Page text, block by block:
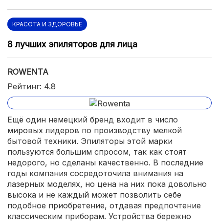
КРАСОТА И ЗДОРОВЬЕ
8 лучших эпиляторов для лица
ROWENTA
Рейтинг: 4.8
Ещё один немецкий бренд входит в число
мировых лидеров по производству мелкой
бытовой техники. Эпиляторы этой марки
пользуются большим спросом, так как стоят
недорого, но сделаны качественно. В последние
годы компания сосредоточила внимания на
лазерных моделях, но цена на них пока довольно
высока и не каждый может позволить себе
подобное приобретение, отдавая предпочтение
классическим приборам. Устройства бережно